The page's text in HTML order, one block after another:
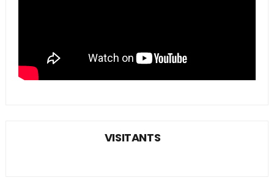
VISITANTS